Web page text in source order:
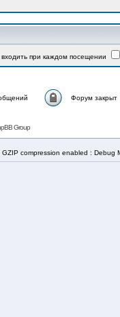
при каждом посещении
Форум закрыт
Group
compression enabled : Debug